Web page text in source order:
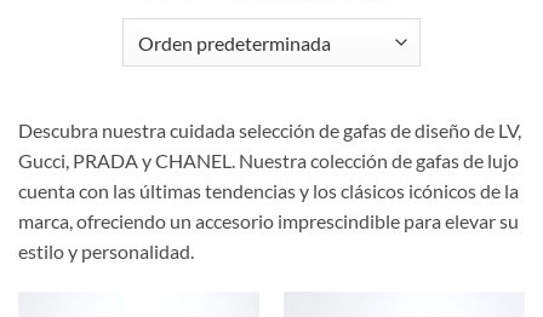
Descubra nuestra cuidada selección de gafas de diseño de LV,
Gucci, PRADA y CHANEL. Nuestra colección de gafas de lujo
cuenta con las últimas tendencias y los clásicos icónicos de la
marca, ofreciendo un accesorio imprescindible para elevar su
estilo y personalidad.